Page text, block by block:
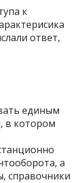
к
ответ,
единым
в котором
а
справочники